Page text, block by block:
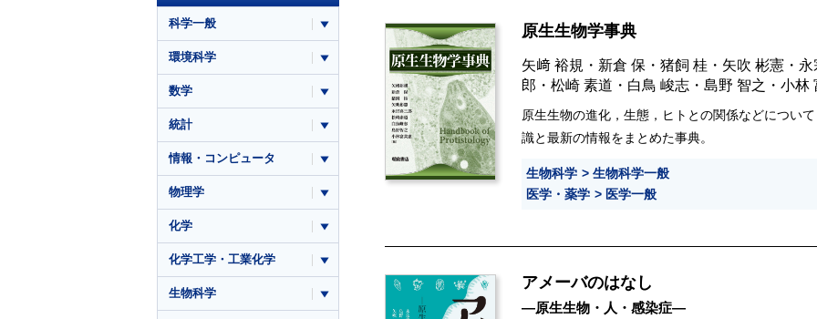
原生生物学事典
矢﨑 裕規 ・ 新倉 保 ・ 猪飼 桂 ・ 矢吹 彬憲 ・ 永
郎 ・ 松崎 素道 ・ 白鳥 峻志 ・ 島野 智之 ・ 小林
原生生物の進化，生態，ヒトとの関係などについ
識と最新の情報をまとめた事典。
生物科学
生物科学一般
医学・薬学
医学一般
アメーバのはなし
―原生生物・人・感染症―
科学一般
環境科学
数学
統計
情報・コンピュータ
物理学
化学
化学工学・工業化学
生物科学